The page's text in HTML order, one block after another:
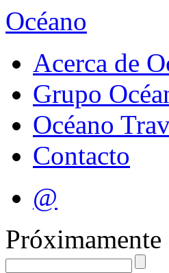
Océano
Acerca de
Grupo
Océano
Contacto
@
Próximamente